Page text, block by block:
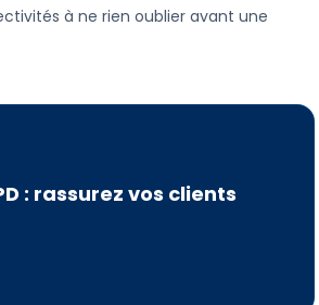
à ne rien oublier avant une
: rassurez vos clients